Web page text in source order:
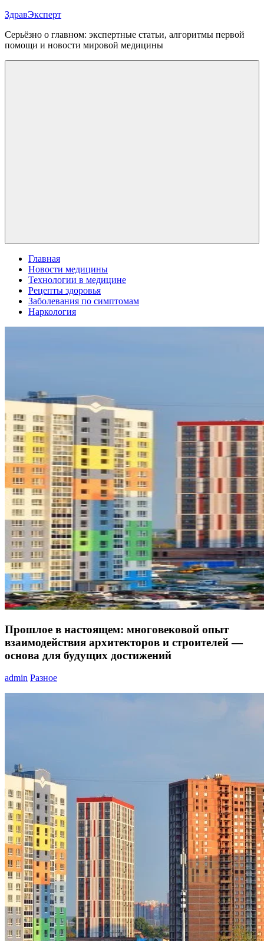
Перейти
содержимому
ЗдравЭксперт
Серьёзно о главном: экспертные статьи, алгоритмы первой
помощи и новости мировой медицины
Главная
Новости медицины
Технологии в медицине
Рецепты здоровья
Заболевания по симптомам
Наркология
Прошлое в настоящем: многовековой опыт
взаимодействия архитекторов и строителей —
основа для будущих достижений
admin Разное